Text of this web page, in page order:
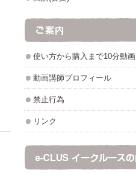
使い方から購入まで10分動画
動画講師プロフィール
禁止行為
リンク